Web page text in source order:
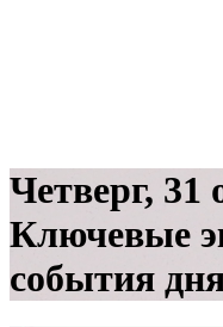
Четверг, 31
Ключевые
события